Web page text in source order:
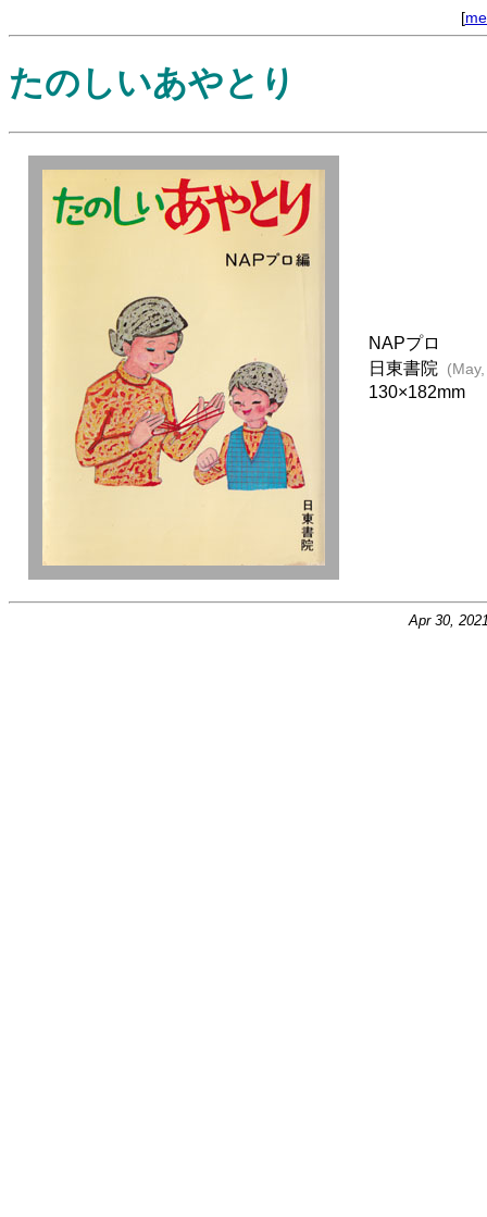
[
たのしいあやとり
NAPプロ
日東書院
130×182mm
Apr 30,